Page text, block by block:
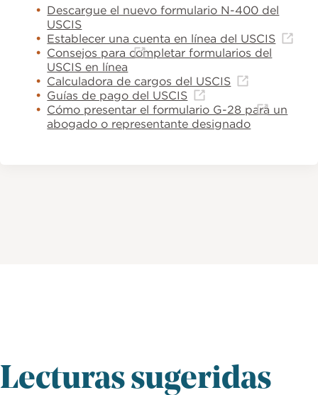
Descargue el nuevo formulario N-400 del
USCIS
Establecer una cuenta en línea del USCIS
Consejos para completar formularios del
USCIS en línea
Calculadora de cargos del USCIS
Guías de pago del USCIS
Cómo presentar el formulario G-28 para un
abogado o representante designado
Lecturas sugeridas